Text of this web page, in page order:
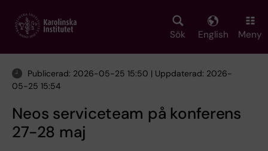
main
Sök English Meny
Publicerad: 2026-05-25 15:50 | Uppdaterad: 2026-
05-25 15:54
Neos serviceteam på konferens
27-28 maj